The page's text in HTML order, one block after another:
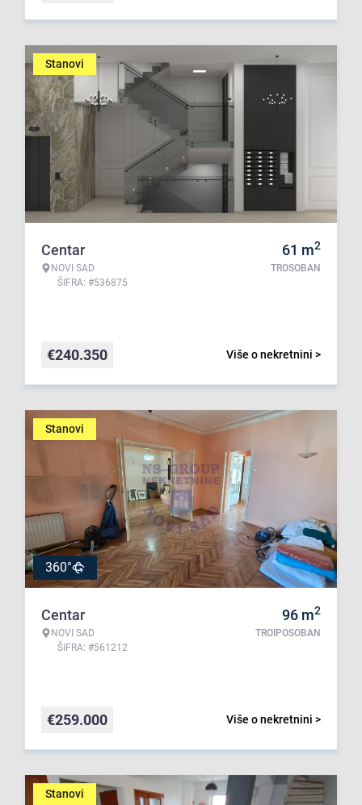
Stanovi
Centar
NOVI SAD
ŠIFRA: #536875
61 m2
TROSOBAN
Više o nekretnini >
€240.350
Stanovi
360°
Centar
NOVI SAD
ŠIFRA: #561212
96 m2
TROIPOSOBAN
Više o nekretnini >
€259.000
Stanovi